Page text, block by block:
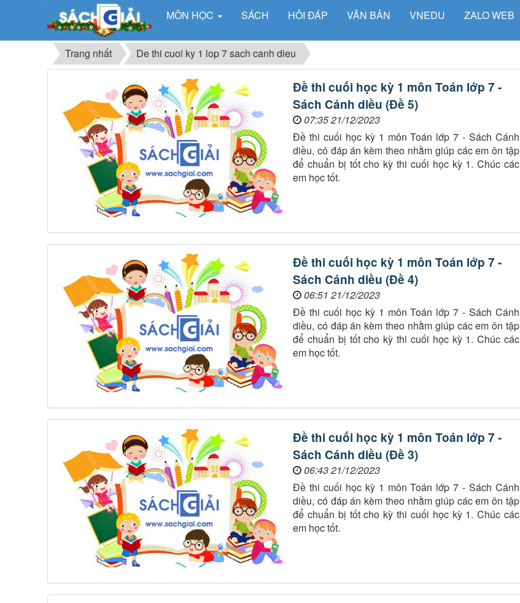
MÔN HỌC SÁCH HỎI ĐÁP VĂN BẢN VNEDU ZALO WEB
Trang nhất De thi cuoi ky 1 lop 7 sach canh dieu
Đề thi cuối học kỳ 1 môn Toán lớp 7 -
Sách Cánh diều (Đề 5)
07:35 21/12/2023
Đề thi cuối học kỳ 1 môn Toán lớp 7 - Sách Cánh
diều, có đáp án kèm theo nhằm giúp các em ôn tập
để chuẩn bị tốt cho kỳ thi cuối học kỳ 1. Chúc các
em học tốt.
Đề thi cuối học kỳ 1 môn Toán lớp 7 -
Sách Cánh diều (Đề 4)
06:51 21/12/2023
Đề thi cuối học kỳ 1 môn Toán lớp 7 - Sách Cánh
diều, có đáp án kèm theo nhằm giúp các em ôn tập
để chuẩn bị tốt cho kỳ thi cuối học kỳ 1. Chúc các
em học tốt.
Đề thi cuối học kỳ 1 môn Toán lớp 7 -
Sách Cánh diều (Đề 3)
06:43 21/12/2023
Đề thi cuối học kỳ 1 môn Toán lớp 7 - Sách Cánh
diều, có đáp án kèm theo nhằm giúp các em ôn tập
để chuẩn bị tốt cho kỳ thi cuối học kỳ 1. Chúc các
em học tốt.